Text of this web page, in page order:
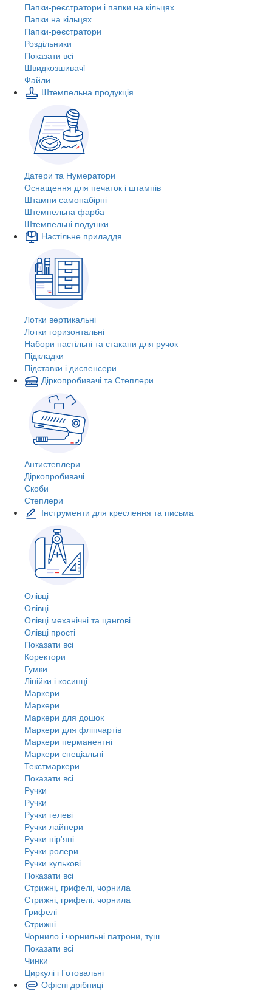
Папки-реєстратори і папки на кільцях
Папки на кільцях
Папки-реєстратори
Роздільники
Показати всі
Швидкозшивачi
Файли
Штемпельна продукція
Датери та Нумератори
Оснащення для печаток і штампів
Штампи самонабірні
Штемпельна фарба
Штемпельні подушки
Настільне приладдя
Лотки вертикальні
Лотки горизонтальні
Набори настільні та стакани для ручок
Підкладки
Підставки і диспенсери
Діркопробивачі та Степлери
Антистеплери
Діркопробивачі
Скоби
Степлери
Інструменти для креслення та письма
Олівці
Олівці
Олівці механічні та цангові
Олівці прості
Показати всі
Коректори
Гумки
Лінійки і косинці
Маркери
Маркери
Маркери для дошок
Маркери для фліпчартів
Маркери перманентні
Маркери спеціальні
Текстмаркери
Показати всі
Ручки
Ручки
Ручки гелеві
Ручки лайнери
Ручки пір'яні
Ручки ролери
Ручки кулькові
Показати всі
Стрижні, грифелі, чорнила
Стрижні, грифелі, чорнила
Грифелі
Стрижні
Чорнило і чорнильні патрони, туш
Показати всі
Чинки
Циркулі і Готовальні
Офісні дрібниці